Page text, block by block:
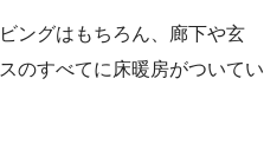
ングはもちろん、廊下や玄
のすべてに床暖房がついてい